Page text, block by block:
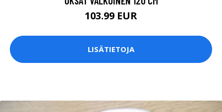
103.99 EUR
LISÄTIETOJA